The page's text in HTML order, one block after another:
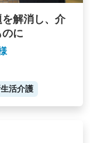
解消し、介
に
活介護